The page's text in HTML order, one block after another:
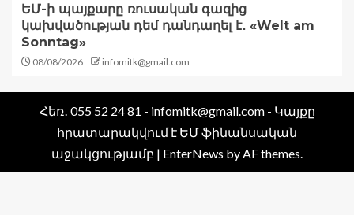
ԵՄ-ի պայքարը ռուսական գազից
կախվածության դեմ դանդաղել է․ «Welt am
Sonntag»
08/08/2026 infomitk@gmail.com
Հեռ․ 055 52 24 81 - infomitk@gmail.com - Կայքը
հրատարակվում է ԵՄ ֆինանսական
աջակցությամբ | EnterNews by AF themes.